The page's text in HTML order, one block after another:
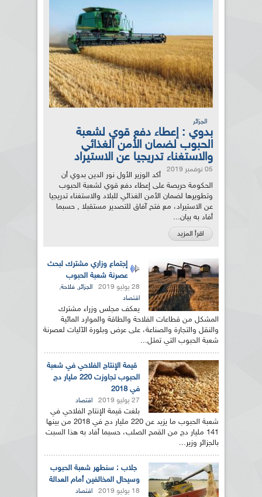
الجزائر
بدوي : إعطاء دفع قوي لشعبة
الحبوب لضمان الأمن الغذائي
والاستغناء تدريجيا عن الاستيراد
05 نوفمبر 2019
أكد الوزير الأول نور الدين بدوي أن
الحكومة حريصة على إعطاء دفع قوي لشعبة الحبوب
وتطويرها لضمان الأمن الغذائي للبلاد والاستغناء تدريجيا
عن الاستيراد، مع فتح آفاق للتصدير مستقبلا , حسبما
أفاد به بيان...
اقرأ المزيد
إجتماع وزاري مشترك لبحث
عصرنة شعبة الحبوب
28 يوليو 2019 الجزائر, فلاحة,
اقتصاد
يعكف مجلس وزراء مشترك
المشكل من قطاعات الفلاحة والطاقة والموارد المائية
والنقل والتجارة والصناعة، على عرض وبلورة الآليات لعصرنة
شعبة الحبوب التي تمثل...
قيمة الإنتاج الفلاحي في شعبة
الحبوب تجاوزت 220 مليار دج
في 2018
27 يوليو 2019 اقتصاد
بلغت قيمة الإنتاج الفلاحي في
شعبة الحبوب ما يزيد عن 220 مليار دج في 2018 من بينها
141 مليار دج من القمح الصلب، حسبما أفاد به هذا السبت
بالجزائر وزير...
جلاب : سنطهر شعبة الحبوب
وسيحال المخالفين أمام العدالة
18 يوليو 2019 اقتصاد